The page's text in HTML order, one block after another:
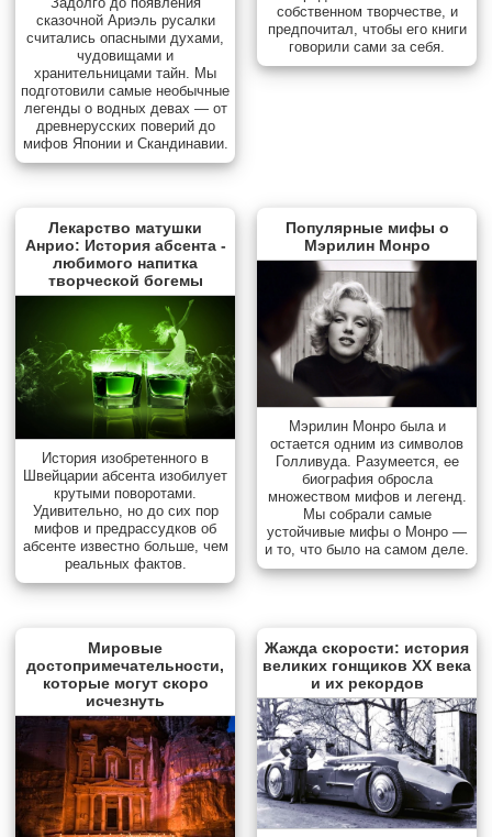
сказочной Ариэль русалки
считались опасными духами,
чудовищами и
хранительницами тайн. Мы
подготовили самые необычные
легенды о водных девах — от
древнерусских поверий до
мифов Японии и Скандинавии.
собственном творчестве, и
предпочитал, чтобы его книги
говорили сами за себя.
Лекарство матушки
Анрио: История абсента -
любимого напитка
творческой богемы
История изобретенного в
Швейцарии абсента изобилует
крутыми поворотами.
Удивительно, но до сих пор
мифов и предрассудков об
абсенте известно больше, чем
реальных фактов.
Популярные мифы о
Мэрилин Монро
Мэрилин Монро была и
остается одним из символов
Голливуда. Разумеется, ее
биография обросла
множеством мифов и легенд.
Мы собрали самые
устойчивые мифы о Монро —
и то, что было на самом деле.
Мировые
достопримечательности,
которые могут скоро
исчезнуть
Жажда скорости: история
великих гонщиков XX века
и их рекордов